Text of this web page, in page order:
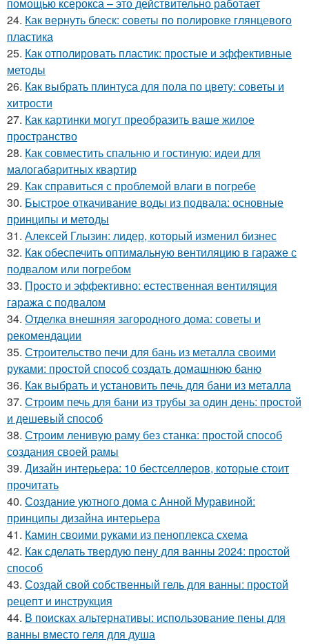
помощью ксерокса – это действительно работает
24. Как вернуть блеск: советы по полировке глянцевого
пластика
25. Как отполировать пластик: простые и эффективные
методы
26. Как выбрать плинтуса для пола по цвету: советы и
хитрости
27. Как картинки могут преобразить ваше жилое
пространство
28. Как совместить спальню и гостиную: идеи для
малогабаритных квартир
29. Как справиться с проблемой влаги в погребе
30. Быстрое откачивание воды из подвала: основные
принципы и методы
31. Алексей Глызин: лидер, который изменил бизнес
32. Как обеспечить оптимальную вентиляцию в гараже с
подвалом или погребом
33. Просто и эффективно: естественная вентиляция
гаража с подвалом
34. Отделка внешняя загородного дома: советы и
рекомендации
35. Строительство печи для бань из металла своими
руками: простой способ создать домашнюю баню
36. Как выбрать и установить печь для бани из металла
37. Строим печь для бани из трубы за один день: простой
и дешевый способ
38. Строим ленивую раму без станка: простой способ
создания своей рамы
39. Дизайн интерьера: 10 бестселлеров, которые стоит
прочитать
40. Создание уютного дома с Анной Муравиной:
принципы дизайна интерьера
41. Камин своими руками из пеноплекса схема
42. Как сделать твердую пену для ванны 2024: простой
способ
43. Создай свой собственный гель для ванны: простой
рецепт и инструкция
44. В поисках альтернативы: использование пены для
ванны вместо геля для душа